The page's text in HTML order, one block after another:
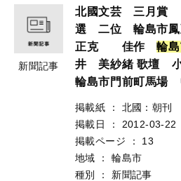
新聞記事
北國文芸 三月賞
選 二位 輪島市
正克 佳作輪島
井 美紗緒 歌壇
輪島市門前町馬
掲載紙 ：
北國：朝刊
掲載日
：
2012-03-22
掲載ページ
：
13
地域
：
輪島市
種別
： 新聞記事